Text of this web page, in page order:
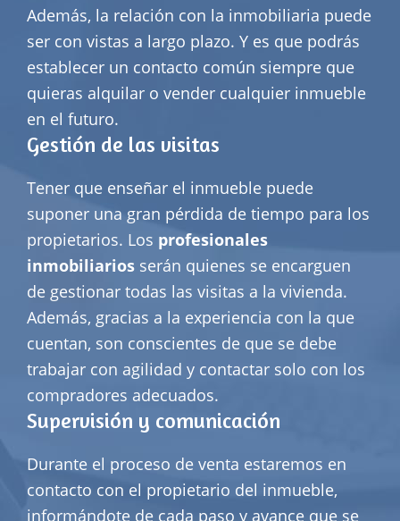
Además, la relación con la inmobiliaria puede
ser con vistas a largo plazo. Y es que podrás
establecer un contacto común siempre que
quieras alquilar o vender cualquier inmueble
en el futuro.
Gestión de las visitas
Tener que enseñar el inmueble puede
suponer una gran pérdida de tiempo para los
propietarios. Los profesionales
inmobiliarios serán quienes se encarguen
de gestionar todas las visitas a la vivienda.
Además, gracias a la experiencia con la que
cuentan, son conscientes de que se debe
trabajar con agilidad y contactar solo con los
compradores adecuados.
Supervisión y comunicación
Durante el proceso de venta estaremos en
contacto con el propietario del inmueble,
informándote de cada paso y avance que se